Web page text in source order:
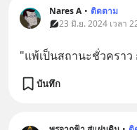
Nares A • ติดตาม
23 มิ.ย. 2024 เวลา
"แพ้เป็นสถานะชั่วครา
บันทึก